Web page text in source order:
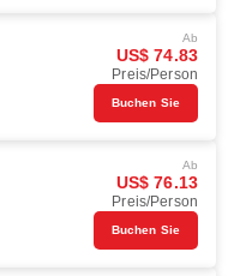
Ab
US$ 74.83
Preis/Person
Buchen Sie
Ab
US$ 76.13
Preis/Person
Buchen Sie